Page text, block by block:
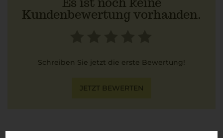
Kundenbewertung vorhanden.
Schreiben Sie jetzt die erste Bewertung!
JETZT BEWERTEN